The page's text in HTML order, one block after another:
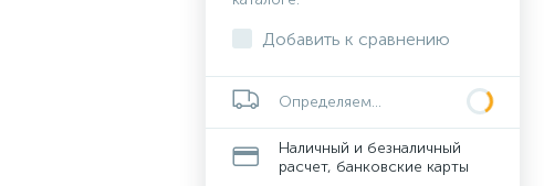
Добавить к сравнению
Определяем...
Наличный и безналичный
расчет, банковские карты